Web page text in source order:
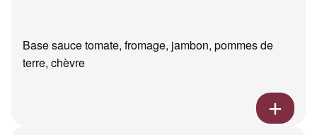
Base sauce tomate, fromage, jambon, pommes de
terre, chèvre